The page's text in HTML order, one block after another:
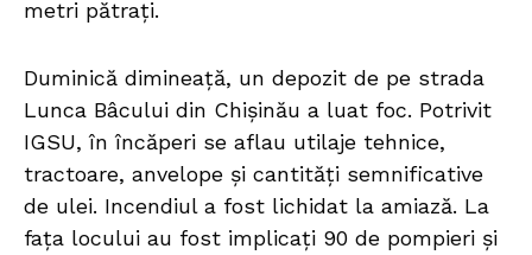
metri pătrați.
Duminică dimineață, un depozit de pe strada
Lunca Bâcului din Chișinău a luat foc. Potrivit
IGSU, în încăperi se aflau utilaje tehnice,
tractoare, anvelope și cantități semnificative
de ulei. Incendiul a fost lichidat la amiază. La
fața locului au fost implicați 90 de pompieri și